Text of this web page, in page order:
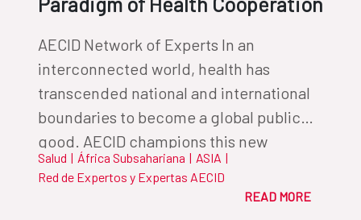
AECID Network of Experts In an
interconnected world, health has
transcended national and international
boundaries to become a global public
good. AECID champions this new
paradigm by fostering innovative
partnerships that ensure equity along
Salud | África Subsahariana | ASIA |
Red de Expertos y Expertas AECID
READ MORE